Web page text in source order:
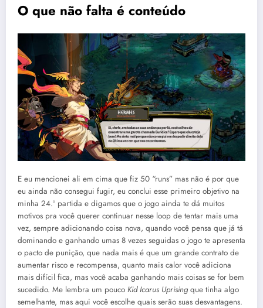
O que não falta é conteúdo
E eu mencionei ali em cima que fiz 50 “runs” mas não é por que
eu ainda não consegui fugir, eu conclui esse primeiro objetivo na
minha 24.º partida e digamos que o jogo ainda te dá muitos
motivos pra você querer continuar nesse loop de tentar mais uma
vez, sempre adicionando coisa nova, quando você pensa que já tá
dominando e ganhando umas 8 vezes seguidas o jogo te apresenta
o pacto de punição, que nada mais é que um grande contrato de
aumentar risco e recompensa, quanto mais calor você adiciona
mais difícil fica, mas você acaba ganhando mais coisas se for bem
sucedido. Me lembra um pouco Kid Icarus Uprisingque tinha algo
semelhante, mas aqui você escolhe quais serão suas desvantagens.